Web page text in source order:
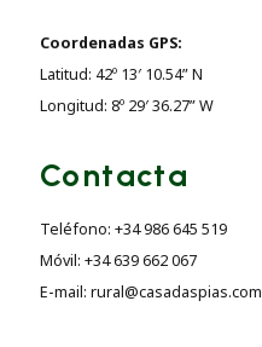
Coordenadas GPS:
Latitud: 42º 13′ 10.54” N
Longitud: 8º 29′ 36.27” W
Contacta
Teléfono: +34 986 645 519
Móvil: +34 639 662 067
E-mail: rural@casadaspias.com